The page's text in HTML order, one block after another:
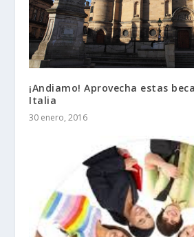
¡Andiamo! Aprovecha estas
Italia
30 enero, 2016